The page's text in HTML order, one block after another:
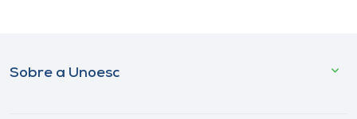
Sobre a Unoesc